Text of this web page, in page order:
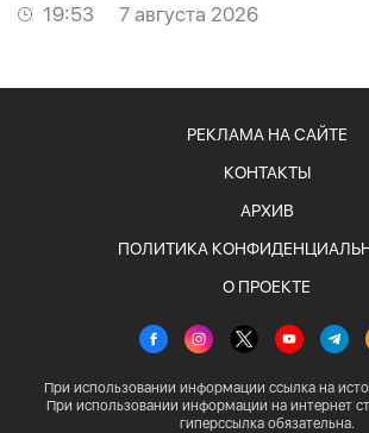
19:53
7 августа 2026
РЕКЛАМА НА САЙТЕ
КОНТАКТЫ
АРХИВ
ПОЛИТИКА
О ПРОЕКТЕ
При использовании информации ссылка на
При использовании информации на интернет
гиперссылка обязательна.